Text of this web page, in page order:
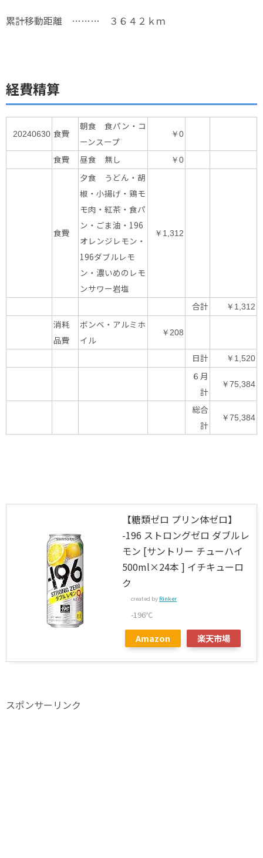
累計移動距離 ……… ３６４２ｋｍ
経費精算
20240630 食費
朝食 食パン・コ
ーンスープ
￥0
食費 昼食 無し ￥0
食費
夕食 うどん・胡
椒・小揚げ・鶏モ
モ肉・紅茶・食パ
ン・ごま油・196
オレンジレモン・
196ダブルレモ
ン・濃いめのレモ
ンサワー岩塩
￥1,312
合計 ￥1,312
消耗
品費
ボンベ・アルミホ
イル
￥208
日計 ￥1,520
６月
計
￥75,384
総合
計
￥75,384
【糖類ゼロ プリン体ゼロ】
-196 ストロングゼロ ダブルレ
モン [サントリー チューハイ
500ml×24本 ] イチキューロ
ク
created by Rinker
-196℃
Amazon 楽天市場
スポンサーリンク